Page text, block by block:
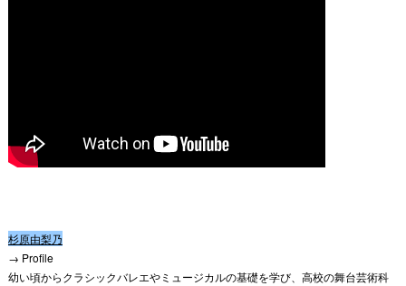
杉原由梨乃
→ Profile
幼い頃からクラシックバレエやミュージカルの基礎を学び、 高校の舞台芸術科